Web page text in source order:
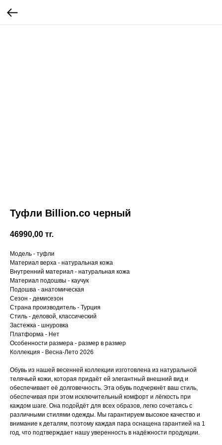
Туфли Billion.co черный
46990,00 тг.
Модель - туфли
Материал верха - натуральная кожа
Внутренний материал - натуральная кожа
Материал подошвы - каучук
Подошва - анатомическая
Сезон - демисезон
Страна производитель - Турция
Стиль - деловой, классический
Застежка - шнуровка
Платформа - Нет
Особенности размера - размер в размер
Коллекция - Весна-Лето 2026
Обувь из нашей весенней коллекции изготовлена из натуральной
телячьей кожи, которая придаёт ей элегантный внешний вид и
обеспечивает её долговечность. Эта обувь подчеркнёт ваш стиль,
обеспечивая при этом исключительный комфорт и лёгкость при
каждом шаге. Она подойдёт для всех образов, легко сочетаясь с
различными стилями одежды. Мы гарантируем высокое качество и
внимание к деталям, поэтому каждая пара оснащена гарантией на 1
год, что подтверждает нашу уверенность в надёжности продукции.